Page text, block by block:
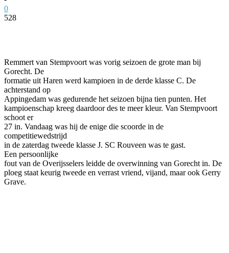
0
528
Remmert van Stempvoort was vorig seizoen de grote man bij
Gorecht. De
formatie uit Haren werd kampioen in de derde klasse C. De
achterstand op
Appingedam was gedurende het seizoen bijna tien punten. Het
kampioenschap kreeg daardoor des te meer kleur. Van Stempvoort
schoot er
27 in. Vandaag was hij de enige die scoorde in de
competitiewedstrijd
in de zaterdag tweede klasse J. SC Rouveen was te gast.
Een persoonlijke
fout van de Overijsselers leidde de overwinning van Gorecht in. De
ploeg staat keurig tweede en verrast vriend, vijand, maar ook Gerry
Grave.